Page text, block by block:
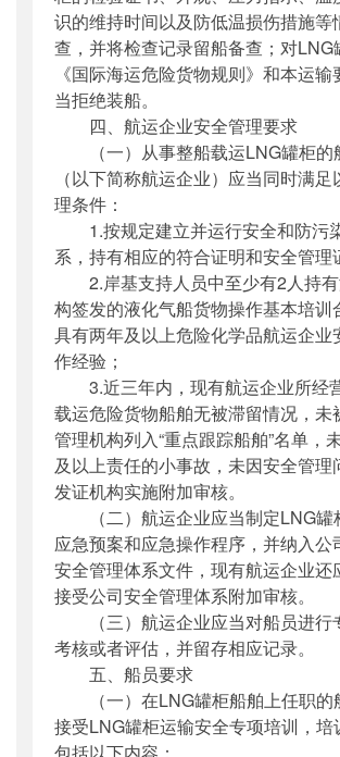
识的维持时间以及防低温损伤措施等
查，并将检查记录留船备查；对LNG
《国际海运危险货物规则》和本运输
当拒绝装船。
四、航运企业安全管理要求
（一）从事整船载运LNG罐柜的
（以下简称航运企业）应当同时满
理条件：
1.按规定建立并运行安全和防污
系，持有相应的符合证明和安全管理
2.岸基支持人员中至少有2人持有
构签发的液化气船货物操作基本培训
具有两年及以上危险化学品航运企业
作经验；
3.近三年内，现有航运企业所经
载运危险货物船舶无被滞留情况，未
管理机构列入“重点跟踪船舶”名单，
及以上责任的小事故，未因安全管理
发证机构实施附加审核。
（二）航运企业应当制定LNG罐
应急预案和应急操作程序，并纳入公
安全管理体系文件，现有航运企业还
接受公司安全管理体系附加审核。
（三）航运企业应当对船员进行
考核或者评估，并留存相应记录。
五、船员要求
（一）在LNG罐柜船舶上任职的
接受LNG罐柜运输安全专项培训，培
包括以下内容：